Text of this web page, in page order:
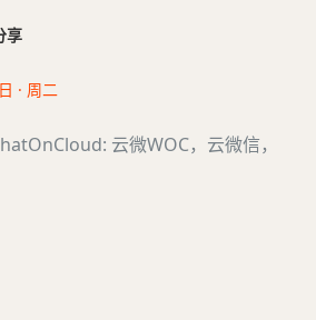
享
· 周二
云微WOC，云微信，